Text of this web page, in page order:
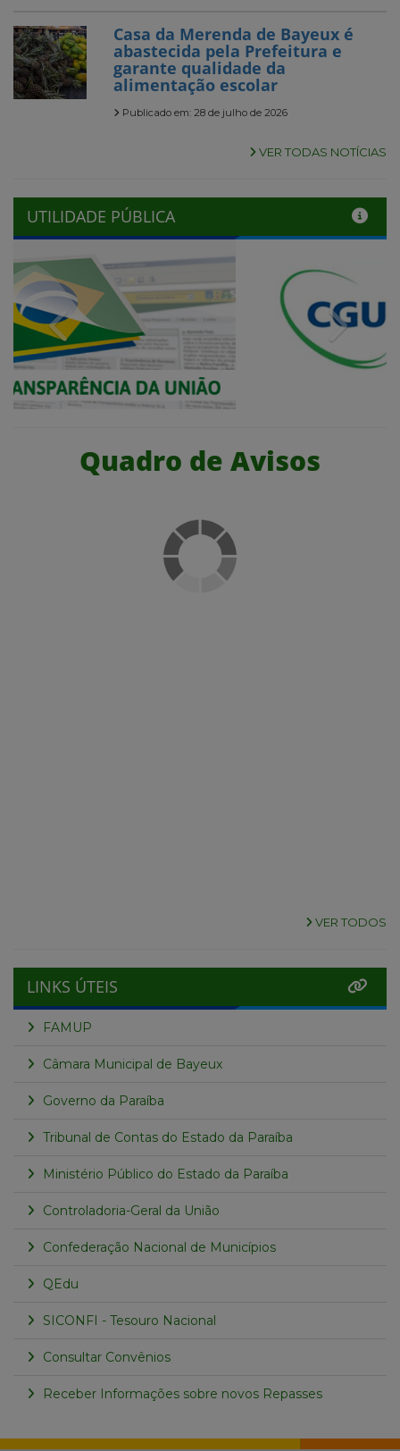
Casa da Merenda de Bayeux é
abastecida pela Prefeitura e
garante qualidade da
alimentação escolar
Publicado em: 28 de julho de 2026
VER TODAS NOTÍCIAS
UTILIDADE PÚBLICA
Previous Next
Quadro de Avisos
VER TODOS
LINKS ÚTEIS
FAMUP
Câmara Municipal de Bayeux
Governo da Paraíba
Tribunal de Contas do Estado da Paraíba
Ministério Público do Estado da Paraíba
Controladoria-Geral da União
Confederação Nacional de Municípios
QEdu
SICONFI - Tesouro Nacional
Consultar Convênios
Receber Informações sobre novos Repasses